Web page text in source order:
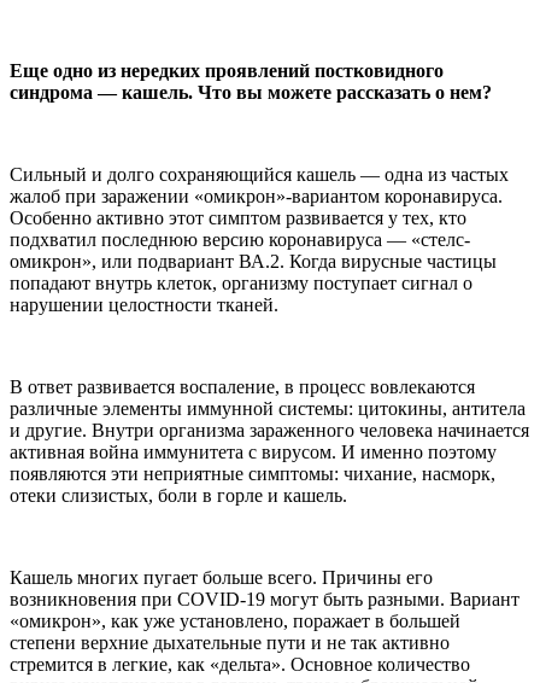
Еще одно из нередких проявлений постковидного
синдрома — кашель. Что вы можете рассказать о нем?
Сильный и долго сохраняющийся кашель — одна из частых
жалоб при заражении «омикрон»-вариантом коронавируса.
Особенно активно этот симптом развивается у тех, кто
подхватил последнюю версию коронавируса — «стелс-
омикрон», или подвариант ВА.2. Когда вирусные частицы
попадают внутрь клеток, организму поступает сигнал о
нарушении целостности тканей.
В ответ развивается воспаление, в процесс вовлекаются
различные элементы иммунной системы: цитокины, антитела
и другие. Внутри организма зараженного человека начинается
активная война иммунитета с вирусом. И именно поэтому
появляются эти неприятные симптомы: чихание, насморк,
отеки слизистых, боли в горле и кашель.
Кашель многих пугает больше всего. Причины его
возникновения при COVID-19 могут быть разными. Вариант
«омикрон», как уже установлено, поражает в большей
степени верхние дыхательные пути и не так активно
стремится в легкие, как «дельта». Основное количество